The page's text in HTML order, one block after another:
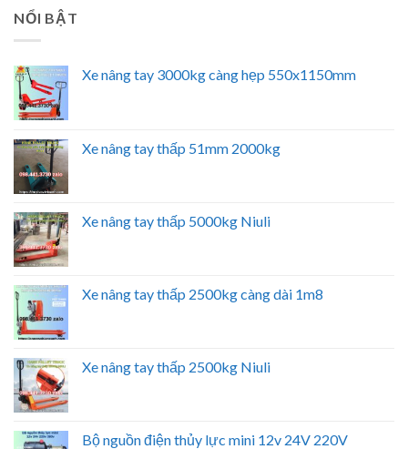
NỔI BẬT
Xe nâng tay 3000kg càng hẹp 550x1150mm
Xe nâng tay thấp 51mm 2000kg
Xe nâng tay thấp 5000kg Niuli
Xe nâng tay thấp 2500kg càng dài 1m8
Xe nâng tay thấp 2500kg Niuli
Bộ nguồn điện thủy lực mini 12v 24V 220V